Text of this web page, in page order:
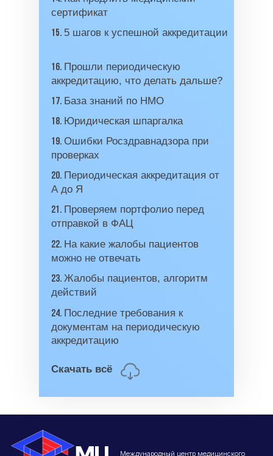
Скачать всё
сертификат
15. 5 шагов к успешной аккредитации
16. Прошли периодическую
аккредитацию, что делать дальше?
17. База знаний по НМО
18. Юридическая шпаргалка
19. Ошибки Росздравнадзора при
проверках
20. Периодическая аккредитация от
А до Я
21. Проверяем портфолио перед
отправкой в ФАЦ
22. На какие жалобы пациентов
можно не отвечать
23. Жалобы пациентов, алгоритм
действий
24. Последние требования к
документам на периодическую
аккредитацию
©2026 ООО «МЦ МФО» МОСКВА
Международный центр медицинского
и фармацевтического образования
Проверить лицензию
ИНН/КПП 9702021368/770201001
ОГРН 1207700292690
8 800 444 10 82
Юридический адрес: 107031, г.Москва, вн.тер.г.
Муниципальный Округ Мещанский, ул Кузнецкий
Мост, д. 19, стр.2
info@kursmedik.ru
Со средним образованием
С высшим образованием